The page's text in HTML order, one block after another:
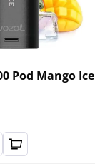
Pod Mango Ice